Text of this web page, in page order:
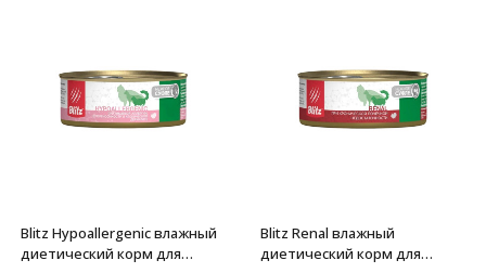
Blitz Hypoallergenic влажный
диетический корм для
Blitz Renal влажный
диетический корм для